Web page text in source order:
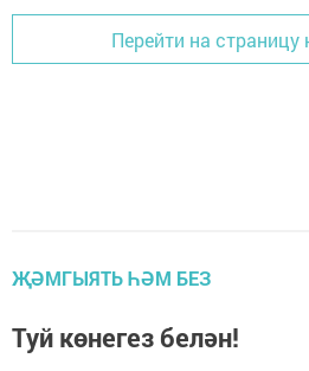
Перейти на страницу
ҖӘМГЫЯТЬ ҺӘМ БЕЗ
Туй көнегез белән!